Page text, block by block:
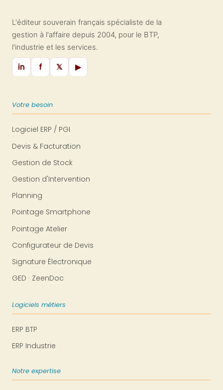
L'éditeur souverain français spécialiste de la
gestion à l'affaire depuis 2004, pour le BTP,
l'industrie et les services.
in f 𝕏 ▶
Votre besoin
Logiciel ERP / PGI
Devis & Facturation
Gestion de Stock
Gestion d'Intervention
Planning
Pointage Smartphone
Pointage Atelier
Configurateur de Devis
Signature Électronique
GED · ZeenDoc
Logiciels métiers
ERP BTP
ERP Industrie
Notre expertise